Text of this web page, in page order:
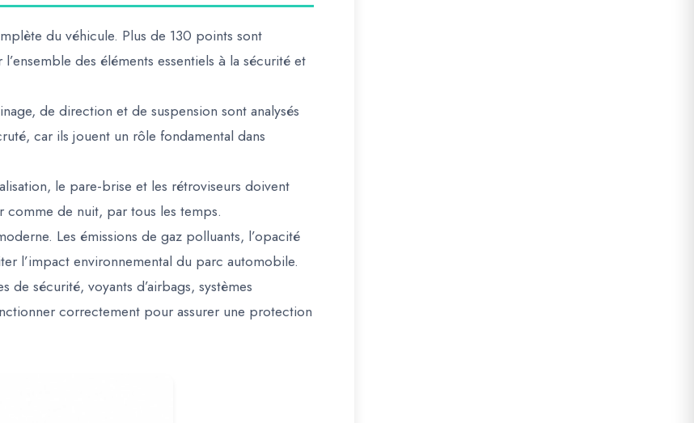
du véhicule. Plus de 130 points sont
des éléments essentiels à la sécurité et
de direction et de suspension sont analysés
car ils jouent un rôle fondamental dans
le pare-brise et les rétroviseurs doivent
de nuit, par tous les temps.
Les émissions de gaz polluants, l’opacité
l’impact environnemental du parc automobile.
sécurité, voyants d’airbags, systèmes
correctement pour assurer une protection